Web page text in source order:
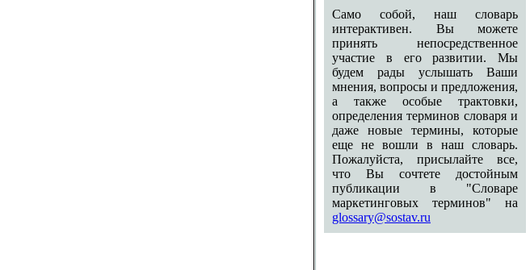
Само собой, наш словарь
интерактивен. Вы можете
принять непосредственное
участие в его развитии. Мы
будем рады услышать Ваши
мнения, вопросы и предложения,
а также особые трактовки,
определения терминов словаря и
даже новые термины, которые
еще не вошли в наш словарь.
Пожалуйста, присылайте все,
что Вы сочтете достойным
публикации в "Словаре
маркетинговых терминов" на
glossary@sostav.ru